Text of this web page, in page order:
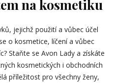
na kosmetiku
jejichž použití a vůbec účel
o kosmetice, líčení a vůbec
Staňte se Avon Lady a získáte
kosmetických i obchodních
příležitost pro všechny ženy,